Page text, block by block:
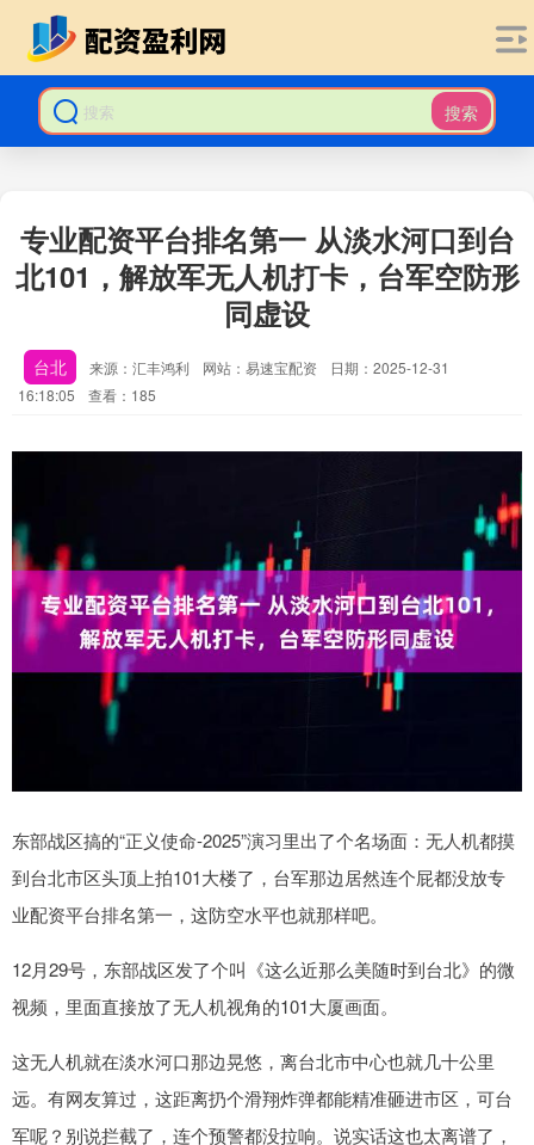
搜索
专业配资平台排名第一 从淡水河口到台
北101，解放军无人机打卡，台军空防形
同虚设
台北 来源：汇丰鸿利 网站：易速宝配资
日期：2025-12-31
16:18:05
查看：185
东部战区搞的“正义使命-2025”演习里出了个名场面：无人机都摸
到台北市区头顶上拍101大楼了，台军那边居然连个屁都没放专
业配资平台排名第一，这防空水平也就那样吧。
12月29号，东部战区发了个叫《这么近那么美随时到台北》的微
视频，里面直接放了无人机视角的101大厦画面。
这无人机就在淡水河口那边晃悠，离台北市中心也就几十公里
远。有网友算过，这距离扔个滑翔炸弹都能精准砸进市区，可台
军呢？别说拦截了，连个预警都没拉响。说实话这也太离谱了，